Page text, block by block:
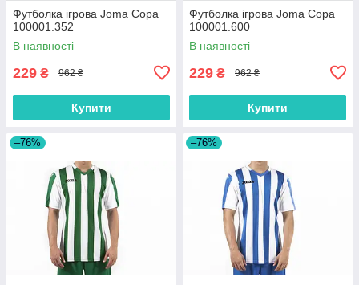
Футболка ігрова Joma Copa
100001.352
В наявності
229 ₴ 962 ₴
Купити
Футболка ігрова Joma Copa
100001.600
В наявності
229 ₴ 962 ₴
Купити
–76% –76%